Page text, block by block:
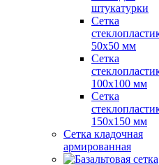
штукатурки
Сетка
50x50 мм
Сетка
100x100 мм
Сетка
150x150 мм
Сетка кладочная
армированная